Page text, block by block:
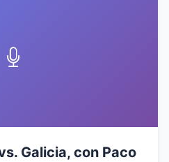
Galicia, con Paco